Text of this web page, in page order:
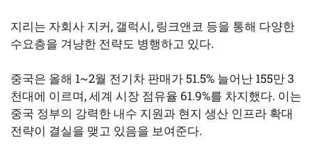
지리는 자회사 지커, 갤럭시, 링크앤코 등을 통해 다양한
수요층을 겨냥한 전략도 병행하고 있다.
중국은 올해 1~2월 전기차 판매가 51.5% 늘어난 155만 3
천대에 이르며, 세계 시장 점유율 61.9%를 차지했다. 이는
중국 정부의 강력한 내수 지원과 현지 생산 인프라 확대
전략이 결실을 맺고 있음을 보여준다.